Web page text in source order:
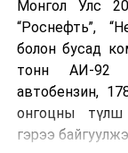
Монгол Улс
“Роснефть”,
болон бусад
тонн АИ-92
автобензин,
онгоцны түлш
гэрээ